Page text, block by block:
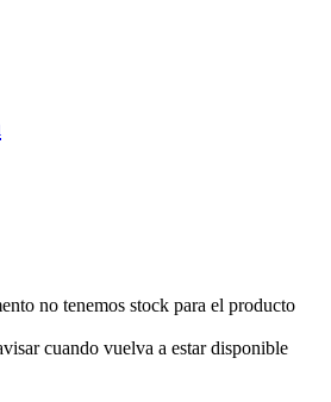
no tenemos stock para el producto
cuando vuelva a estar disponible